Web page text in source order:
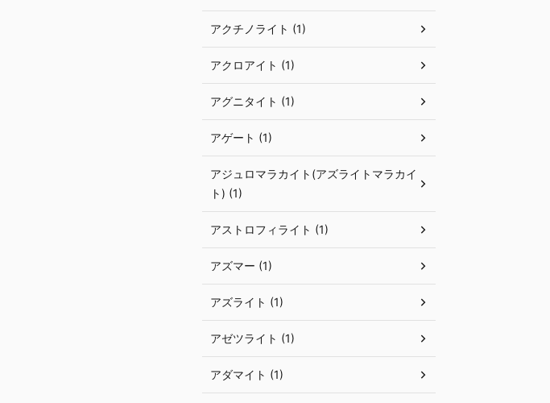
アクチノライト (1)
アクロアイト (1)
アグニタイト (1)
アゲート (1)
アジュロマラカイト(アズライトマラカイ
ト) (1)
アストロフィライト (1)
アズマー (1)
アズライト (1)
アゼツライト (1)
アダマイト (1)